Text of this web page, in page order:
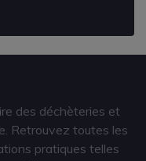
des déchèteries et
Retrouvez toutes les
pratiques telles